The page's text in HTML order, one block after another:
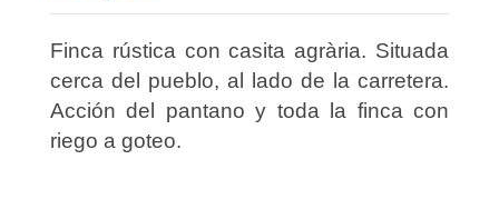
Finca rústica con casita agrària. Situada
cerca del pueblo, al lado de la carretera.
Acción del pantano y toda la finca con
riego a goteo.